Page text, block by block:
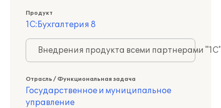
Продукт
1С:Бухгалтерия 8
Внедрения продукта всеми партнерами
Отрасль / Функциональная задача
Государственное и муниципальное
управление